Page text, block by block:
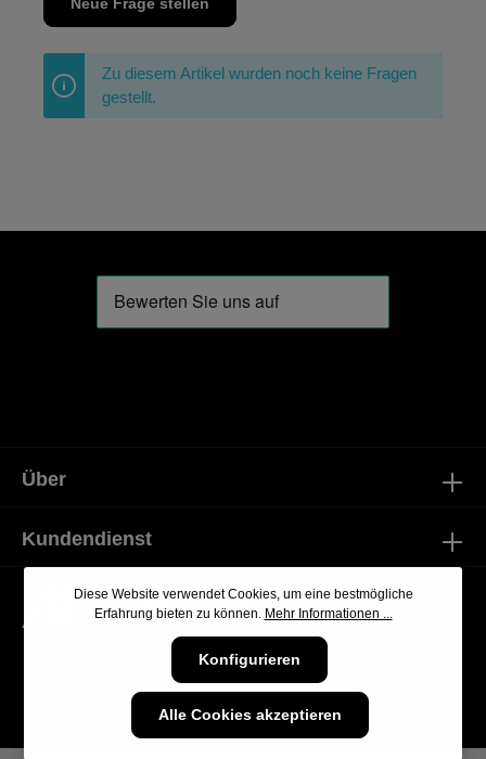
Neue Frage stellen
Zu diesem Artikel wurden noch keine Fragen
gestellt.
Über
Kundendienst
Diese Website verwendet Cookies, um eine bestmögliche
Erfahrung bieten zu können. Mehr Informationen ...
Konfigurieren
Alle Cookies akzeptieren